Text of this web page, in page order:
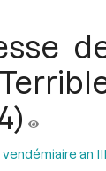
an